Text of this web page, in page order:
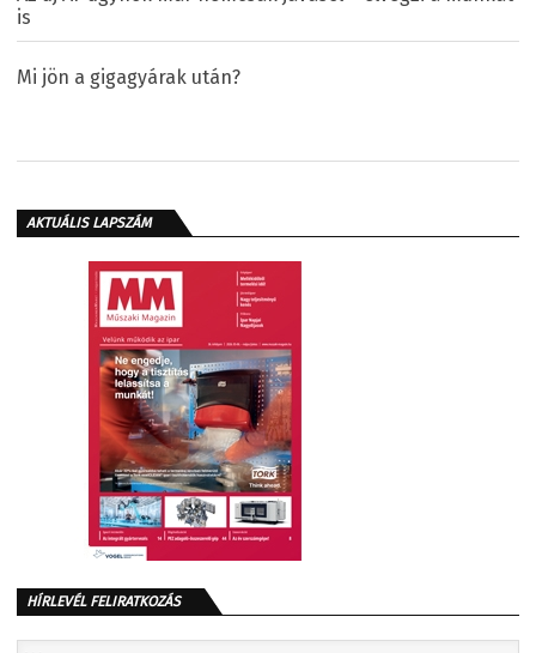
is
Mi jön a gigagyárak után?
AKTUÁLIS LAPSZÁM
HÍRLEVÉL FELIRATKOZÁS